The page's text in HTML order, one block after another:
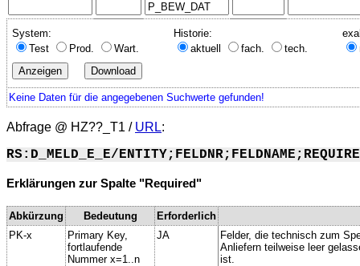
System:
Test
Prod. Wart.
Historie:
aktuell
fach. tech.
Keine Daten für die angegebenen Suchwerte gefunden!
Abfrage @ HZ??_T1 / URL:
RS:D_MELD_E_E/
Erklärungen zur Spalte "Required"
Abkürzung Bedeutung
Erforderlich
PK-x
Primary Key,
fortlaufende
Nummer x=1..n
JA
Felder, die technisch zum
Anliefern teilweise leer
ist.